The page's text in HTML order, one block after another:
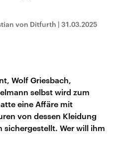
von Ditfurth | 31.03.2025
Wolf Griesbach,
selbst wird zum
eine Affäre mit
von dessen Kleidung
sichergestellt. Wer will ihm